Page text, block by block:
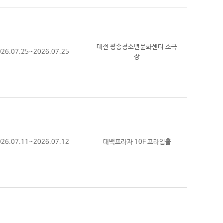
대전 평송청소년문화센터 소극
장
대백프라자 10F 프라임홀